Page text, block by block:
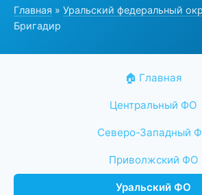
Главная » Уральский федеральный
Бригадир
🏠 Главная
Центральный ФО
Северо-Западный
Приволжский ФО
Уральский ФО